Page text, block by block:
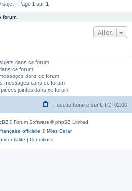
sujet • Page 1 sur 1
forum.
Aller
dans ce forum
ce forum
dans ce forum
messages dans ce forum
jointes dans ce forum
Fuseau horaire sur UTC+02:00
® Forum Software © phpBB Limited
officielle ©Miles Cellar
| Conditions